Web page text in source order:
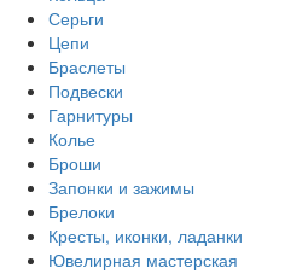
Серьги
Цепи
Браслеты
Подвески
Гарнитуры
Колье
Броши
Запонки и зажимы
Брелоки
Кресты, иконки, ладанки
Ювелирная мастерская